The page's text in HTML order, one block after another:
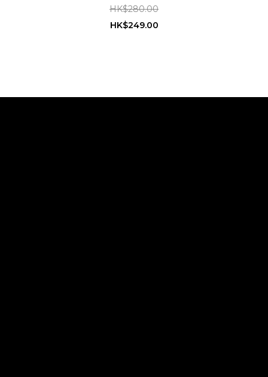
HK$280.00
HK$249.00